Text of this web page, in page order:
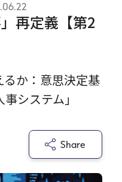
再定義【第2
か：意思決定基
システム」
Share